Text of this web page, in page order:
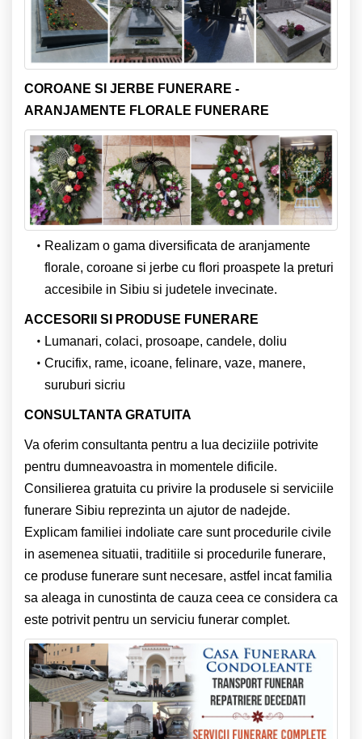
COROANE SI JERBE FUNERARE -
ARANJAMENTE FLORALE FUNERARE
Realizam o gama diversificata de aranjamente
florale, coroane si jerbe cu flori proaspete la preturi
accesibile in Sibiu si judetele invecinate.
ACCESORII SI PRODUSE FUNERARE
Lumanari, colaci, prosoape, candele, doliu
Crucifix, rame, icoane, felinare, vaze, manere,
suruburi sicriu
CONSULTANTA GRATUITA
Va oferim consultanta pentru a lua deciziile potrivite
pentru dumneavoastra in momentele dificile.
Consilierea gratuita cu privire la produsele si serviciile
funerare Sibiu reprezinta un ajutor de nadejde.
Explicam familiei indoliate care sunt procedurile civile
in asemenea situatii, traditiile si procedurile funerare,
ce produse funerare sunt necesare, astfel incat familia
sa aleaga in cunostinta de cauza ceea ce considera ca
este potrivit pentru un serviciu funerar complet.